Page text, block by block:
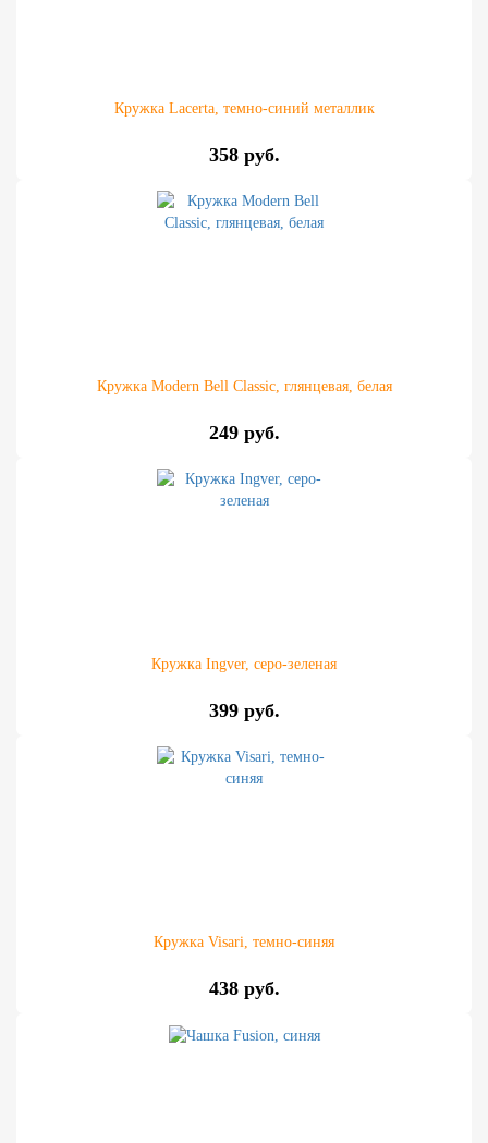
Кружка Lacerta, темно-синий металлик
358 руб.
Кружка Modern Bell Classic, глянцевая, белая
249 руб.
Кружка Ingver, серо-зеленая
399 руб.
Кружка Visari, темно-синяя
438 руб.